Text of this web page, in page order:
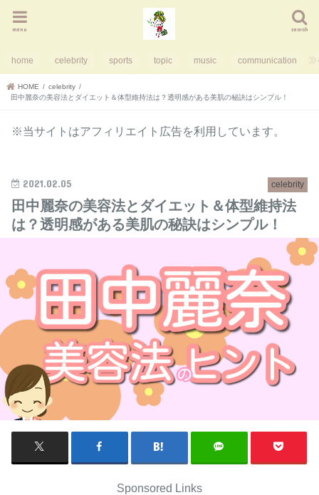
search
menu
home celebrity sports topic music communication
HOME
celebrity
田中麗奈の美容法とダイエット＆体型維持法は？透明感がある美肌の秘訣はシンプル！
※当サイトはアフィリエイト広告を利用しています。
celebrity
2021.02.05
田中麗奈の美容法とダイエット＆体型維持法
は？透明感がある美肌の秘訣はシンプル！
Sponsored Links